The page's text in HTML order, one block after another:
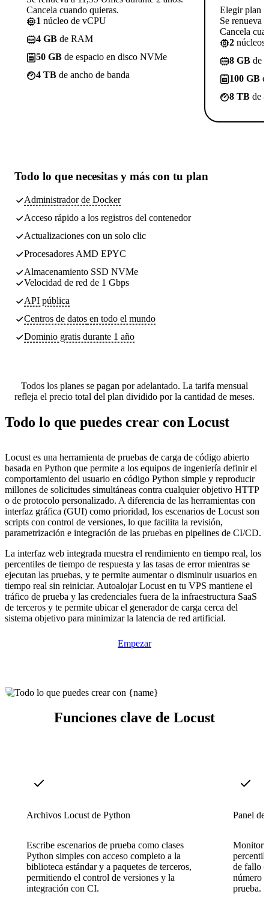
Cancela cuando quieras.
1 núcleo de vCPU
4 GB de RAM
50 GB de espacio en disco NVMe
4 TB de ancho de banda
Elegir plan
Se renueva
Cancela
2 núcleos
8 GB de
100 GB
8 TB de
Todo lo que necesitas y más con tu plan
Administrador de Docker
Acceso rápido a los registros del contenedor
Actualizaciones con un solo clic
Procesadores AMD EPYC
Almacenamiento SSD NVMe
Velocidad de red de 1 Gbps
API pública
Centros de datos en todo el mundo
Dominio gratis durante 1 año
Todos los planes se pagan por adelantado. La tarifa mensual
refleja el precio total del plan dividido por la cantidad de meses.
Todo lo que puedes crear con Locust
Locust es una herramienta de pruebas de carga de código abierto
basada en Python que permite a los equipos de ingeniería definir el
comportamiento del usuario en código Python simple y reproducir
millones de solicitudes simultáneas contra cualquier objetivo HTTP
o de protocolo personalizado. A diferencia de las herramientas con
interfaz gráfica (GUI) como prioridad, los escenarios de Locust son
scripts con control de versiones, lo que facilita la revisión,
parametrización e integración de las pruebas en pipelines de CI/CD.
La interfaz web integrada muestra el rendimiento en tiempo real, los
percentiles de tiempo de respuesta y las tasas de error mientras se
ejecutan las pruebas, y te permite aumentar o disminuir usuarios en
tiempo real sin reiniciar. Autoalojar Locust en tu VPS mantiene el
tráfico de prueba y las credenciales fuera de la infraestructura SaaS
de terceros y te permite ubicar el generador de carga cerca del
sistema objetivo para minimizar la latencia de red artificial.
Empezar
Funciones clave de Locust
Archivos Locust de Python
Escribe escenarios de prueba como clases
Python simples con acceso completo a la
biblioteca estándar y a paquetes de terceros,
permitiendo el control de versiones y la
integración con CI.
Panel de
de fallo
número
prueba.